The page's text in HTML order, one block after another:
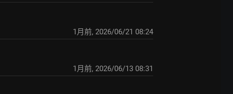
1月前, 2026/06/21 08:24
1月前, 2026/06/13 08:31